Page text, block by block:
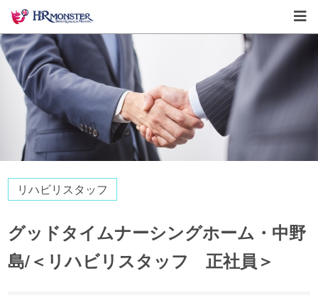
リハビリスタッフ
グッドタイムナーシングホーム・中野
島/＜リハビリスタッフ 正社員＞